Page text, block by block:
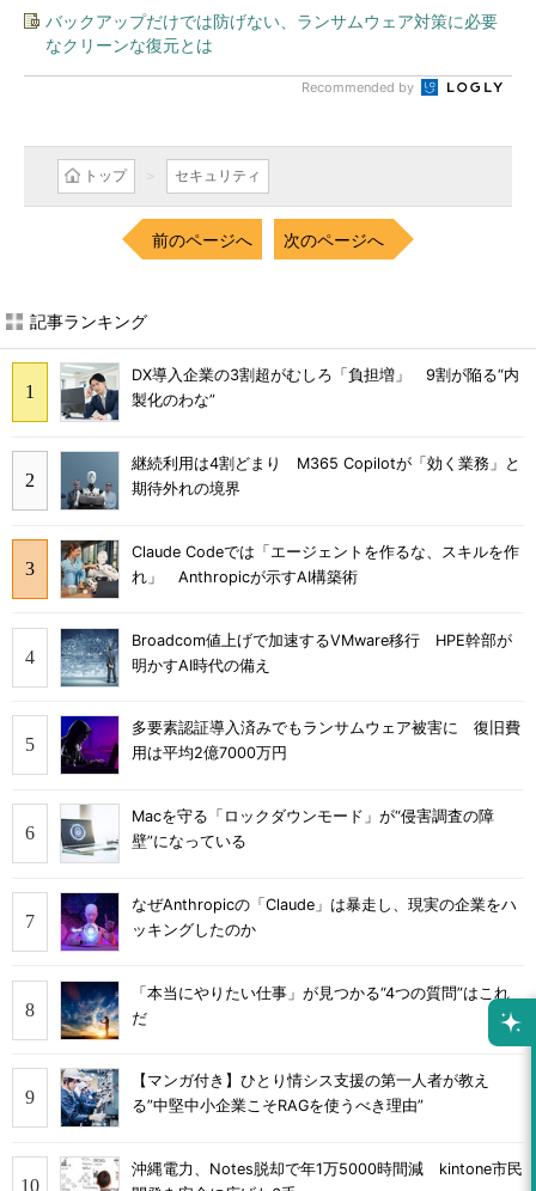
バックアップだけでは防げない、ランサムウェア対策に必要
なクリーンな復元とは
Recommended by
トップ セキュリティ
前のページへ 次のページへ
記事ランキング
DX導入企業の3割超がむしろ「負担増」 9割が陥る“内
製化のわな”
継続利用は4割どまり M365 Copilotが「効く業務」と
期待外れの境界
Claude Codeでは「エージェントを作るな、スキルを作
れ」 Anthropicが示すAI構築術
Broadcom値上げで加速するVMware移行 HPE幹部が
明かすAI時代の備え
多要素認証導入済みでもランサムウェア被害に 復旧費
用は平均2億7000万円
Macを守る「ロックダウンモード」が“侵害調査の障
壁”になっている
なぜAnthropicの「Claude」は暴走し、現実の企業をハ
ッキングしたのか
「本当にやりたい仕事」が見つかる“4つの質問”はこれ
だ
【マンガ付き】ひとり情シス支援の第一人者が教え
る”中堅中小企業こそRAGを使うべき理由”
沖縄電力、Notes脱却で年1万5000時間減 kintone市民